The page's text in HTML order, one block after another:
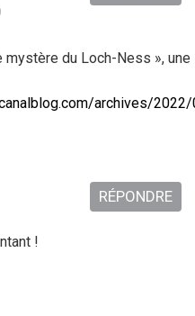
mystère du Loch-Ness »,
archives/
!
RÉPONDRE